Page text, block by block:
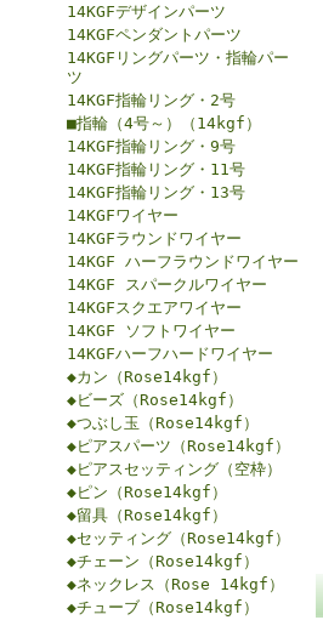
14KGFデザインパーツ
14KGFペンダントパーツ
14KGFリングパーツ・指輪パー
ツ
14KGF指輪リング・2号
■指輪（4号～）（14kgf）
14KGF指輪リング・9号
14KGF指輪リング・11号
14KGF指輪リング・13号
14KGFワイヤー
14KGFラウンドワイヤー
14KGF ハーフラウンドワイヤー
14KGF スパークルワイヤー
14KGFスクエアワイヤー
14KGF ソフトワイヤー
14KGFハーフハードワイヤー
◆カン（Rose14kgf）
◆ビーズ（Rose14kgf）
◆つぶし玉（Rose14kgf）
◆ピアスパーツ（Rose14kgf）
◆ピアスセッティング（空枠）
◆ピン（Rose14kgf）
◆留具（Rose14kgf）
◆セッティング（Rose14kgf）
◆チェーン（Rose14kgf）
◆ネックレス（Rose 14kgf）
◆チューブ（Rose14kgf）